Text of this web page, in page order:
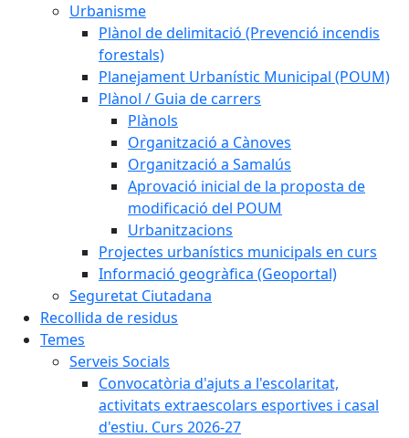
Urbanisme
Plànol de delimitació (Prevenció incendis
forestals)
Planejament Urbanístic Municipal (POUM)
Plànol / Guia de carrers
Plànols
Organització a Cànoves
Organització a Samalús
Aprovació inicial de la proposta de
modificació del POUM
Urbanitzacions
Projectes urbanístics municipals en curs
Informació geogràfica (Geoportal)
Seguretat Ciutadana
Recollida de residus
Temes
Serveis Socials
Convocatòria d'ajuts a l'escolaritat,
activitats extraescolars esportives i casal
d'estiu. Curs 2026-27